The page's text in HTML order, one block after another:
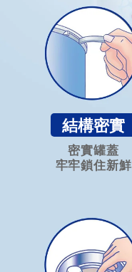
結構密實
密實罐蓋
牢牢鎖住新鮮